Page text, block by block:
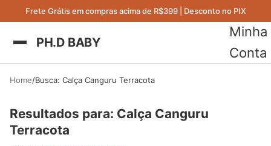
Frete Grátis em compras acima de R$399 | Desconto no PIX
PH.D BABY
Minha
Conta
Home Busca: Calça Canguru Terracota
Resultados para: Calça Canguru
Terracota